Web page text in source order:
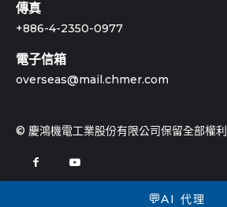
傳真
+886-4-2350-0977
電子信箱
overseas@mail.chmer.com
© 慶鴻機電工業股份有限公司保留全部權利
💬AI 代理